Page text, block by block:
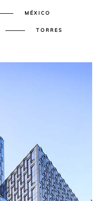
MÉXICO
TORRES